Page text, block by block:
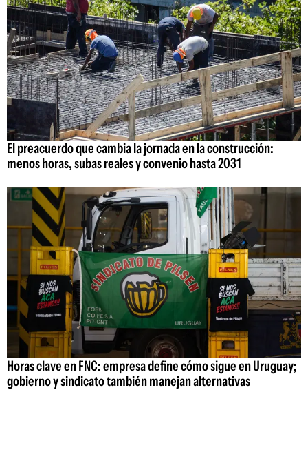
El preacuerdo que cambia la jornada en la construcción:
menos horas, subas reales y convenio hasta 2031
Horas clave en FNC: empresa define cómo sigue en Uruguay;
gobierno y sindicato también manejan alternativas